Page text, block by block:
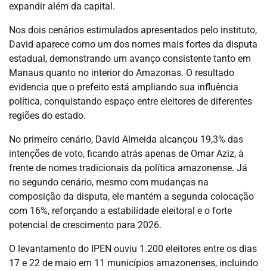
expandir além da capital.
Nos dois cenários estimulados apresentados pelo instituto,
David aparece como um dos nomes mais fortes da disputa
estadual, demonstrando um avanço consistente tanto em
Manaus quanto no interior do Amazonas. O resultado
evidencia que o prefeito está ampliando sua influência
política, conquistando espaço entre eleitores de diferentes
regiões do estado.
No primeiro cenário, David Almeida alcançou 19,3% das
intenções de voto, ficando atrás apenas de Omar Aziz, à
frente de nomes tradicionais da política amazonense. Já
no segundo cenário, mesmo com mudanças na
composição da disputa, ele mantém a segunda colocação
com 16%, reforçando a estabilidade eleitoral e o forte
potencial de crescimento para 2026.
O levantamento do IPEN ouviu 1.200 eleitores entre os dias
17 e 22 de maio em 11 municípios amazonenses, incluindo